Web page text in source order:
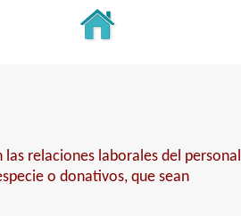
relaciones laborales del personal
o donativos, que sean